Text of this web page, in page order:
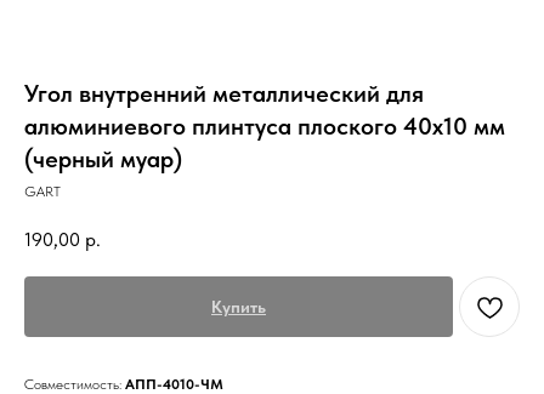
Угол внутренний металлический для
алюминиевого плинтуса плоского 40х10 мм
(черный муар)
GART
190,00 р.
Купить
Совместимость: АПП-4010-ЧМ